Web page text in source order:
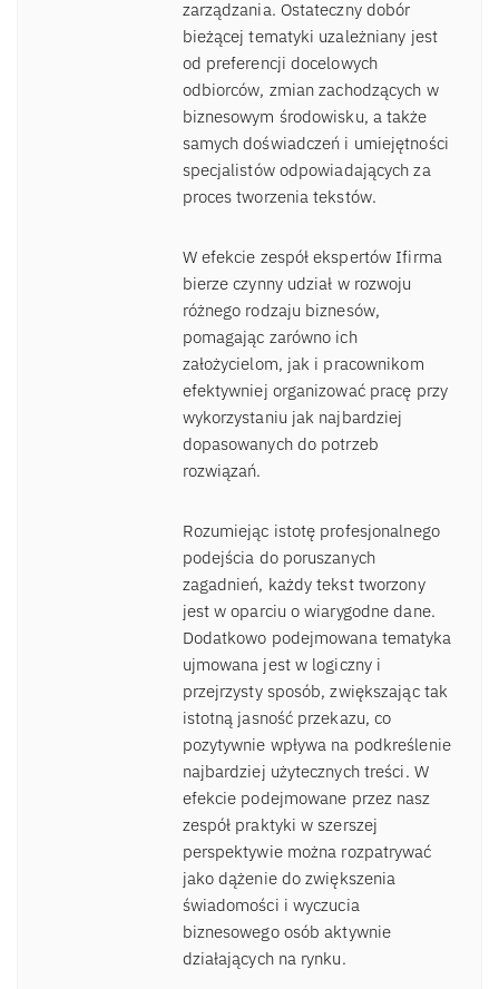
zarządzania. Ostateczny dobór
bieżącej tematyki uzależniany jest
od preferencji docelowych
odbiorców, zmian zachodzących w
biznesowym środowisku, a także
samych doświadczeń i umiejętności
specjalistów odpowiadających za
proces tworzenia tekstów.
W efekcie zespół ekspertów Ifirma
bierze czynny udział w rozwoju
różnego rodzaju biznesów,
pomagając zarówno ich
założycielom, jak i pracownikom
efektywniej organizować pracę przy
wykorzystaniu jak najbardziej
dopasowanych do potrzeb
rozwiązań.
Rozumiejąc istotę profesjonalnego
podejścia do poruszanych
zagadnień, każdy tekst tworzony
jest w oparciu o wiarygodne dane.
Dodatkowo podejmowana tematyka
ujmowana jest w logiczny i
przejrzysty sposób, zwiększając tak
istotną jasność przekazu, co
pozytywnie wpływa na podkreślenie
najbardziej użytecznych treści. W
efekcie podejmowane przez nasz
zespół praktyki w szerszej
perspektywie można rozpatrywać
jako dążenie do zwiększenia
świadomości i wyczucia
biznesowego osób aktywnie
działających na rynku.